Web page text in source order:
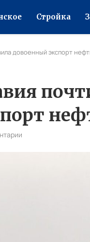
Стройка
довоенный экспорт